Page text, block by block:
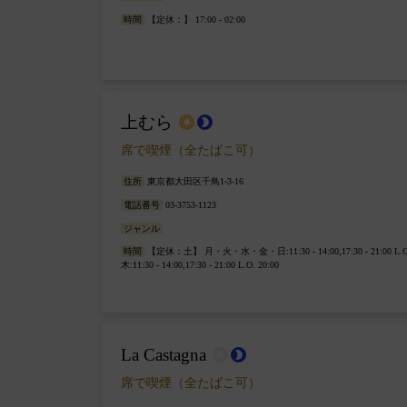
時間 【定休：】 17:00 - 02:00
上むら wb_sunny brightness_2
席で喫煙（全たばこ可）
住所 東京都大田区千鳥1-3-16
電話番号 03-3753-1123
ジャンル
時間
【定休：土】 月・火・水・金・日:11:30 - 14:00,17:30 - 21:00
木:11:30 - 14:00,17:30 - 21:00 L.O. 20:00
La Castagna brightness_2
席で喫煙（全たばこ可）